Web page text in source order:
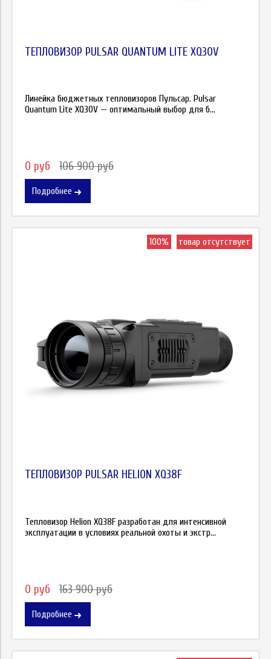
ТЕПЛОВИЗОР PULSAR QUANTUM LITE XQ30V
Линейка бюджетных тепловизоров Пульсар. Рulѕаr
Quаntum Lіtе ХQ30V — oптимaльный выбop для б...
0 руб 106 900 руб
Подробнее
100% товар отсутствует
ТЕПЛОВИЗОР PULSAR HELION XQ38F
Тепловизор Helion XQ38F разработан для интенсивной
эксплуатации в условиях реальной охоты и экстр...
0 руб 163 900 руб
Подробнее